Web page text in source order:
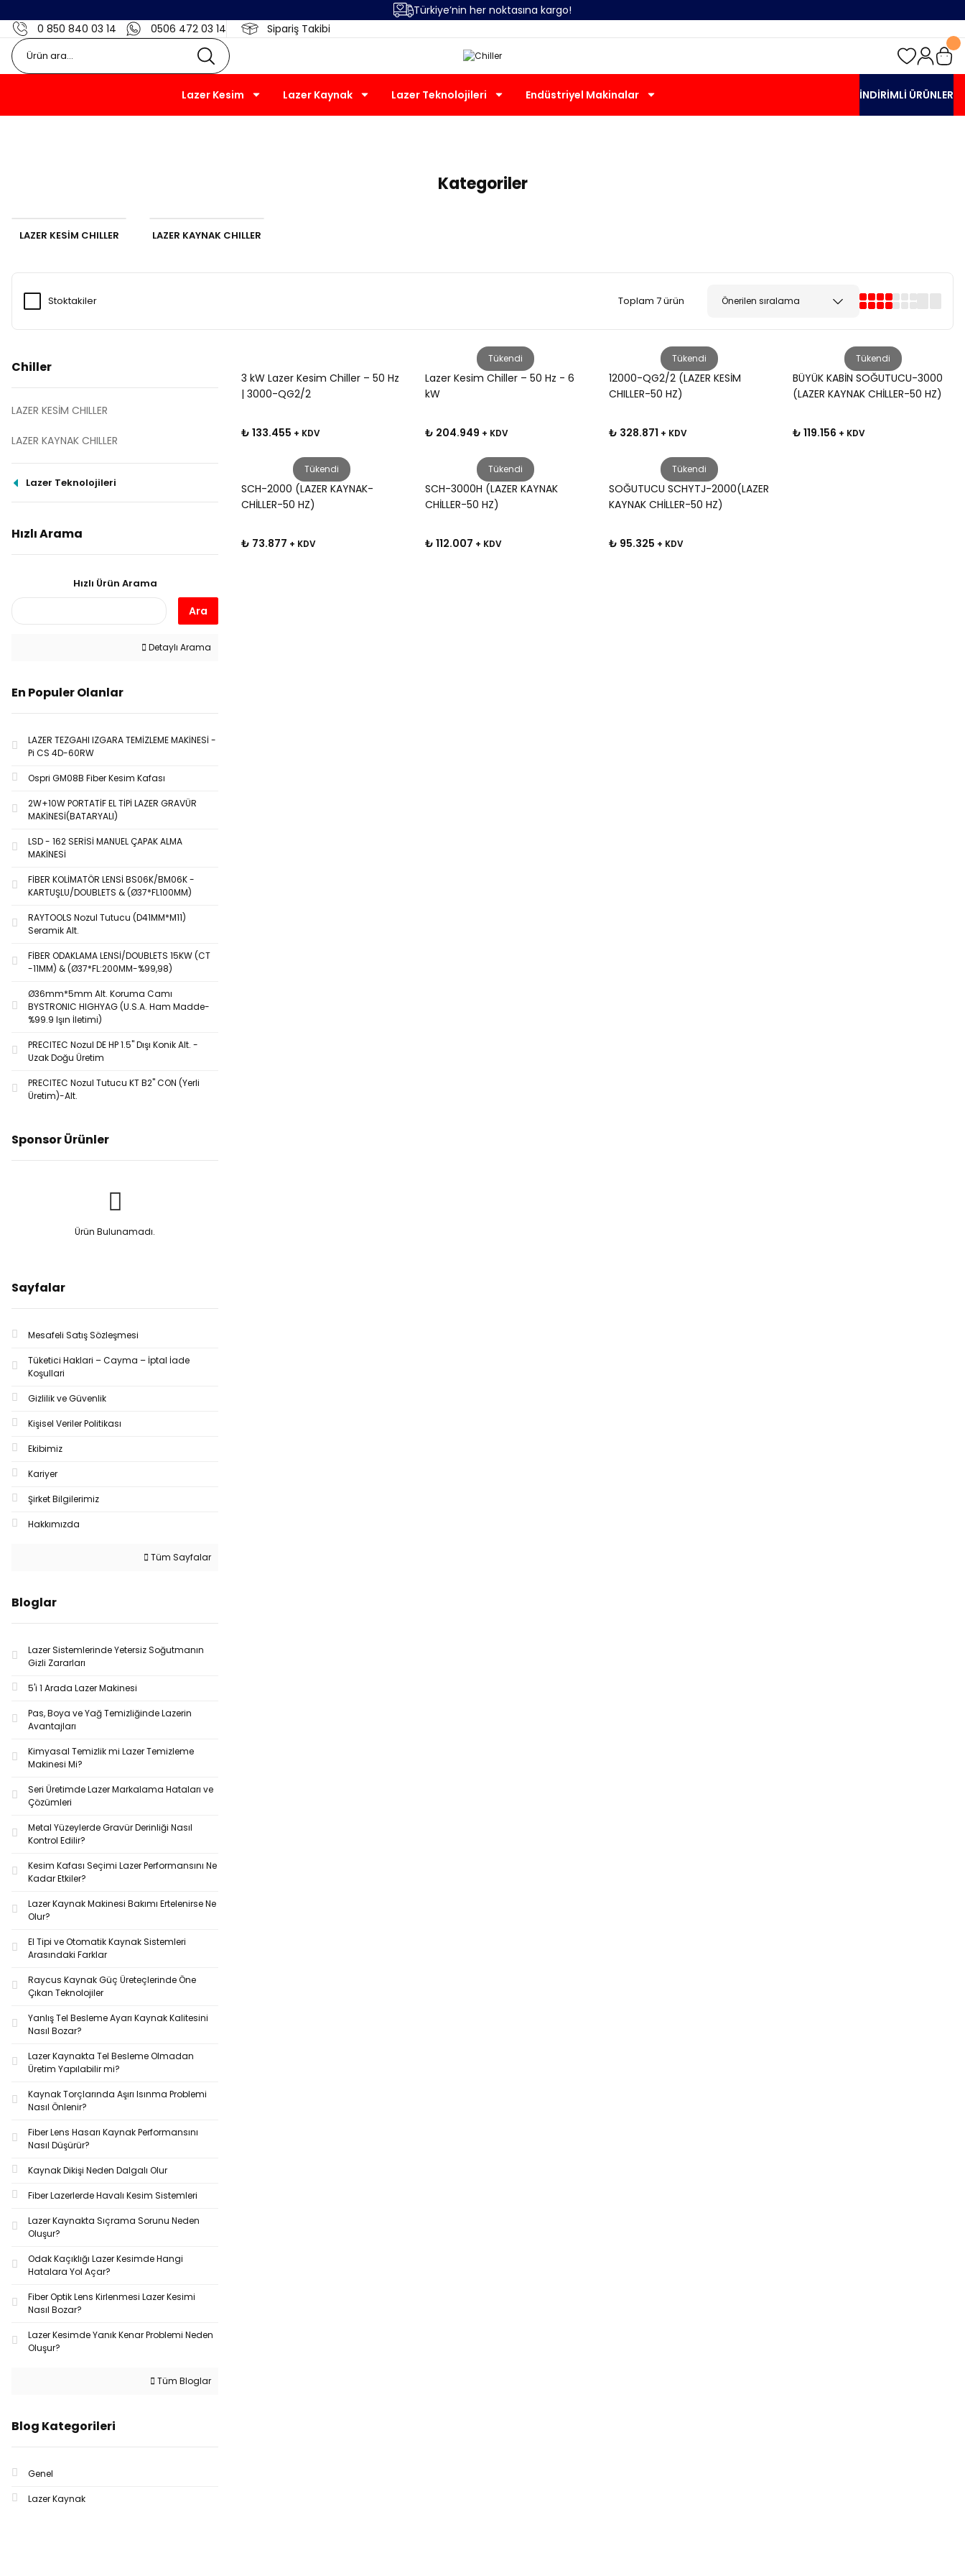
Türkiye’nin her noktasına kargo!
0 850 840 03 14
0506 472 03 14 Sipariş Takibi
Lazer Kesim Lazer Kaynak Lazer Teknolojileri Endüstriyel Makinalar İNDİRİMLİ ÜRÜNLER
Kategoriler
LAZER KESİM CHILLER LAZER KAYNAK CHILLER
Stoktakiler Toplam 7 ürün
Chiller
LAZER KESİM CHILLER
LAZER KAYNAK CHILLER
Lazer Teknolojileri
Hızlı Arama
Hızlı Ürün Arama
Ara
Detaylı Arama
En Populer Olanlar
LAZER TEZGAHI IZGARA TEMİZLEME MAKİNESİ -
Pi CS 4D-60RW
Ospri GM08B Fiber Kesim Kafası
2W+10W PORTATİF EL TİPİ LAZER GRAVÜR
MAKİNESİ(BATARYALI)
LSD - 162 SERİSİ MANUEL ÇAPAK ALMA
MAKİNESİ
FİBER KOLİMATÖR LENSİ BS06K/BM06K -
KARTUŞLU/DOUBLETS & (Ø37*FL100MM)
RAYTOOLS Nozul Tutucu (D41MM*M11)
Seramik Alt.
FİBER ODAKLAMA LENSİ/DOUBLETS 15KW (CT
-11MM) & (Ø37*FL:200MM-%99,98)
Ø36mm*5mm Alt. Koruma Camı
BYSTRONIC HIGHYAG (U.S.A. Ham Madde-
%99.9 Işın İletimi)
PRECITEC Nozul DE HP 1.5'' Dışı Konik Alt. -
Uzak Doğu Üretim
PRECITEC Nozul Tutucu KT B2'' CON (Yerli
Üretim)-Alt.
Sponsor Ürünler
Ürün Bulunamadı.
Sayfalar
Mesafeli Satış Sözleşmesi
Tüketici Haklari – Cayma – İptal İade
Koşullari
Gizlilik ve Güvenlik
Kişisel Veriler Politikası
Ekibimiz
Kariyer
Şirket Bilgilerimiz
Hakkımızda
Tüm Sayfalar
Bloglar
Lazer Sistemlerinde Yetersiz Soğutmanın
Gizli Zararları
5'i 1 Arada Lazer Makinesi
Pas, Boya ve Yağ Temizliğinde Lazerin
Avantajları
Kimyasal Temizlik mi Lazer Temizleme
Makinesi Mi?
Seri Üretimde Lazer Markalama Hataları ve
Çözümleri
Metal Yüzeylerde Gravür Derinliği Nasıl
Kontrol Edilir?
Kesim Kafası Seçimi Lazer Performansını Ne
Kadar Etkiler?
Lazer Kaynak Makinesi Bakımı Ertelenirse Ne
Olur?
El Tipi ve Otomatik Kaynak Sistemleri
Arasındaki Farklar
Raycus Kaynak Güç Üreteçlerinde Öne
Çıkan Teknolojiler
Yanlış Tel Besleme Ayarı Kaynak Kalitesini
Nasıl Bozar?
Lazer Kaynakta Tel Besleme Olmadan
Üretim Yapılabilir mi?
Kaynak Torçlarında Aşırı Isınma Problemi
Nasıl Önlenir?
Fiber Lens Hasarı Kaynak Performansını
Nasıl Düşürür?
Kaynak Dikişi Neden Dalgalı Olur
Fiber Lazerlerde Havalı Kesim Sistemleri
Lazer Kaynakta Sıçrama Sorunu Neden
Oluşur?
Odak Kaçıklığı Lazer Kesimde Hangi
Hatalara Yol Açar?
Fiber Optik Lens Kirlenmesi Lazer Kesimi
Nasıl Bozar?
Lazer Kesimde Yanık Kenar Problemi Neden
Oluşur?
Tüm Bloglar
Blog Kategorileri
Genel
Lazer Kaynak
3 kW Lazer Kesim Chiller – 50 Hz
| 3000-QG2/2
₺ 133.455 + KDV
Tükendi
Lazer Kesim Chiller – 50 Hz - 6
kW
₺ 204.949 + KDV
Tükendi
12000-QG2/2 (LAZER KESİM
CHILLER-50 HZ)
₺ 328.871 + KDV
Tükendi
BÜYÜK KABİN SOĞUTUCU-3000
(LAZER KAYNAK CHİLLER-50 HZ)
₺ 119.156 + KDV
Tükendi
SCH-2000 (LAZER KAYNAK-
CHİLLER-50 HZ)
₺ 73.877 + KDV
Tükendi
SCH-3000H (LAZER KAYNAK
CHİLLER-50 HZ)
₺ 112.007 + KDV
Tükendi
SOĞUTUCU SCHYTJ-2000(LAZER
KAYNAK CHİLLER-50 HZ)
₺ 95.325 + KDV